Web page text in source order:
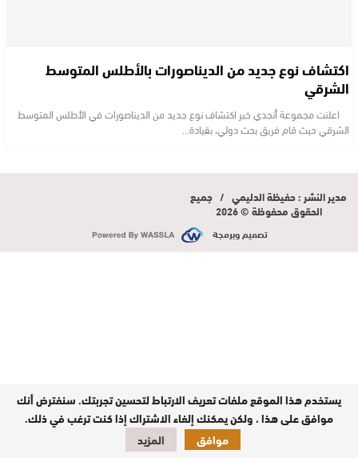
اكتشاف نوع جديد من الديناصورات بالأطلس المتوسط
الشرقي
اعلنت مجموعة أنجدي خبر اكتشاف نوع جديد من الديناصورات في الأطلس المتوسط
الشرقي حيث قام فريق بحث دولي، بقيادة…
مدير النشر : حفيظة الدليمي / جميع
الحقوق محفوظة © 2026
تصميم وبرمجة
يستخدم هذا الموقع ملفات تعريف الارتباط لتحسين تجربتك. سنفترض أنك
موافق على هذا ، ولكن يمكنك إلغاء الاشتراك إذا كنت ترغب في ذلك.
موافق
المزيد